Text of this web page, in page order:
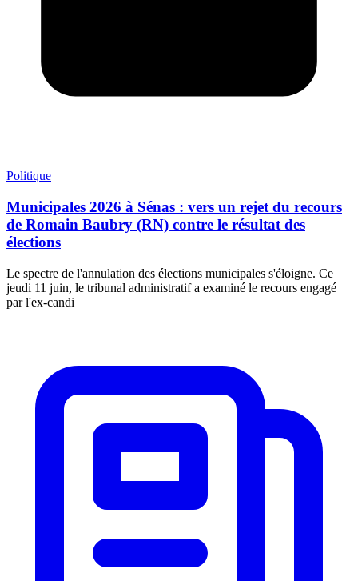
Politique
Municipales 2026 à Sénas : vers un rejet du recours
de Romain Baubry (RN) contre le résultat des
élections
Le spectre de l'annulation des élections municipales s'éloigne. Ce
jeudi 11 juin, le tribunal administratif a examiné le recours engagé
par l'ex-candi